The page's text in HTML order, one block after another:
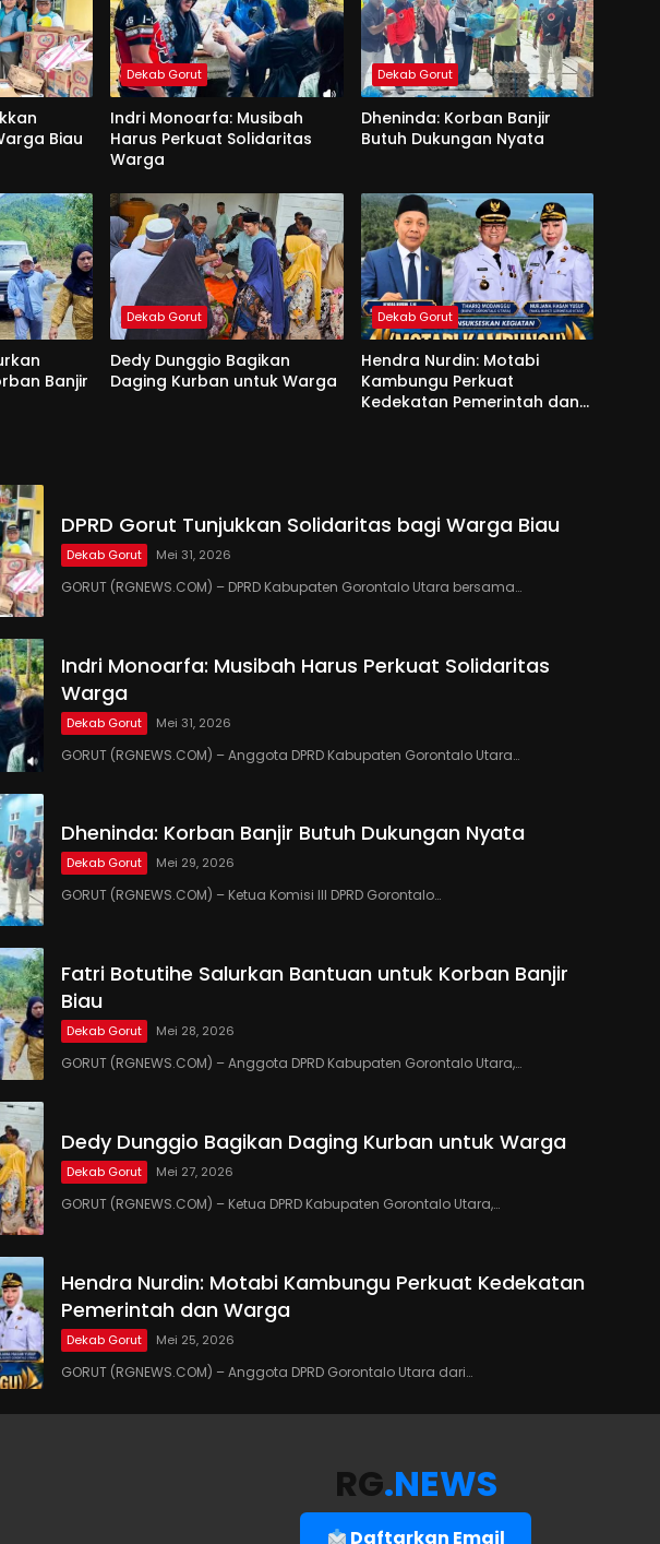
Biau
Dekab Gorut
Indri Monoarfa: Musibah
Harus Perkuat Solidaritas
Warga
Dekab Gorut
Dheninda: Korban Banjir
Butuh Dukungan Nyata
Banjir
Dekab Gorut
Dedy Dunggio Bagikan
Daging Kurban untuk Warga
Dekab Gorut
Hendra Nurdin: Motabi
Kambungu Perkuat
Kedekatan Pemerintah dan
DPRD Gorut Tunjukkan Solidaritas bagi Warga Biau
Dekab Gorut Mei 31, 2026
GORUT (RGNEWS.COM) – DPRD Kabupaten Gorontalo Utara bersama…
Indri Monoarfa: Musibah Harus Perkuat Solidaritas
Warga
Dekab Gorut Mei 31, 2026
GORUT (RGNEWS.COM) – Anggota DPRD Kabupaten Gorontalo Utara…
Dheninda: Korban Banjir Butuh Dukungan Nyata
Dekab Gorut Mei 29, 2026
GORUT (RGNEWS.COM) – Ketua Komisi III DPRD Gorontalo…
Fatri Botutihe Salurkan Bantuan untuk Korban Banjir
Biau
Dekab Gorut Mei 28, 2026
GORUT (RGNEWS.COM) – Anggota DPRD Kabupaten Gorontalo Utara,…
Dedy Dunggio Bagikan Daging Kurban untuk Warga
Dekab Gorut Mei 27, 2026
GORUT (RGNEWS.COM) – Ketua DPRD Kabupaten Gorontalo Utara,…
Hendra Nurdin: Motabi Kambungu Perkuat Kedekatan
Pemerintah dan Warga
Dekab Gorut Mei 25, 2026
GORUT (RGNEWS.COM) – Anggota DPRD Gorontalo Utara dari…
RG.NEWS
Daftarkan Email